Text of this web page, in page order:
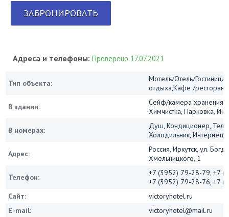
ЗАБРОНИРОВАТЬ
Адреса и телефоны:Проверено 17.07.2021
Тип объекта:
Мотель/Отель/
отдыха,Кафе /рестораны
В здании:
Сейф/камера хранения,
Химчистка, Парковка,
В номерах:
Душ, Кондиционер,
Холодильник,
Адрес:
Россия, Иркутск, ул.
Хмельницкого, 1
Телефон:
+7 (3952) 79-28-79, +7
+7 (3952) 79-28-76, +7
Сайт:
victoryhotel.ru
E-mail:
victoryhotel@mail.ru